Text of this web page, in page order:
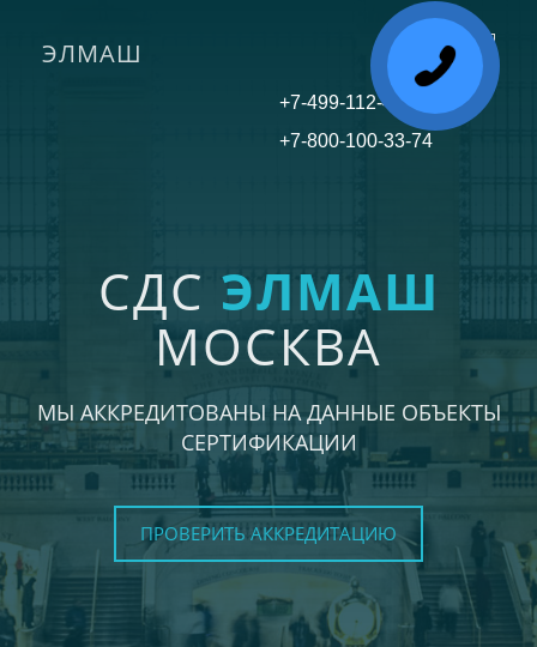
Toggle
ЭЛМАШ
СДС ЭЛМАШ
МОСКВА
МЫ АККРЕДИТОВАНЫ НА ДАННЫЕ ОБЪЕКТЫ
СЕРТИФИКАЦИИ
ПРОВЕРИТЬ АККРЕДИТАЦИЮ
+7-499-112-45-81
+7-800-100-33-74